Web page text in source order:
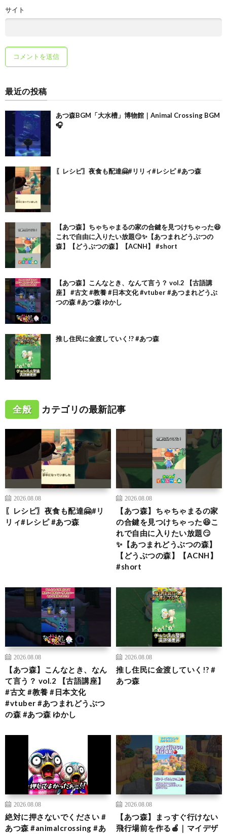
サイト
最近の投稿
あつ森BGM「大水槽」博物館｜Animal Crossing BGM
🎧
〖レシピ〗夜食も配達🤗#リリィ#レシピ #あつ森
【あつ森】ちゃちゃまるの家の合鍵を見つけちゃった😆
これで自由に入りたい放題😏✨【あつまれどうぶつの
森】【どうぶつの森】【ACNH】 #short
【あつ森】こんなとき、なんて言う？ vol.2 【古語講
座】 #古文 #教養 #日本文化 #vtuber #あつまれどうぶ
つの森 #あつ森 ゆかし
推し住民に金渡していく!? #あつ森
全般 カテゴリの最新記事
2026.08.08
〖レシピ〗夜食も配達🤗#リ
リィ#レシピ #あつ森
2026.08.08
【あつ森】ちゃちゃまるの家
の合鍵を見つけちゃった😆こ
れで自由に入りたい放題😏
✨【あつまれどうぶつの森】
【どうぶつの森】【ACNH】
#short
2026.08.08
【あつ森】こんなとき、なん
て言う？ vol.2 【古語講座】
#古文 #教養 #日本文化
#vtuber #あつまれどうぶつ
の森 #あつ森 ゆかし
2026.08.08
推し住民に金渡していく!? #
あつ森
2026.08.08
絶対に押さないでください #
あつ森 #animalcrossing #あ
2026.08.08
【あつ森】まっすぐ行けない
飛行場前を作る🍎｜マイデザ